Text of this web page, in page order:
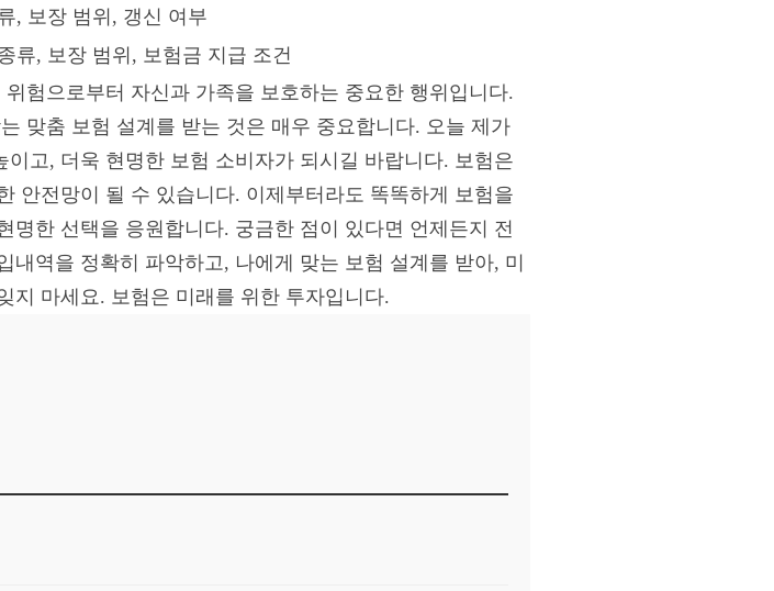
, 보장 범위, 갱신 여부
류, 보장 범위, 보험금 지급 조건
험으로부터 자신과 가족을 보호하는 중요한 행위입니다.
맞춤 보험 설계를 받는 것은 매우 중요합니다. 오늘 제가
고, 더욱 현명한 보험 소비자가 되시길 바랍니다. 보험은
안전망이 될 수 있습니다. 이제부터라도 똑똑하게 보험을
한 선택을 응원합니다. 궁금한 점이 있다면 언제든지 전
역을 정확히 파악하고, 나에게 맞는 보험 설계를 받아, 미
지 마세요. 보험은 미래를 위한 투자입니다.